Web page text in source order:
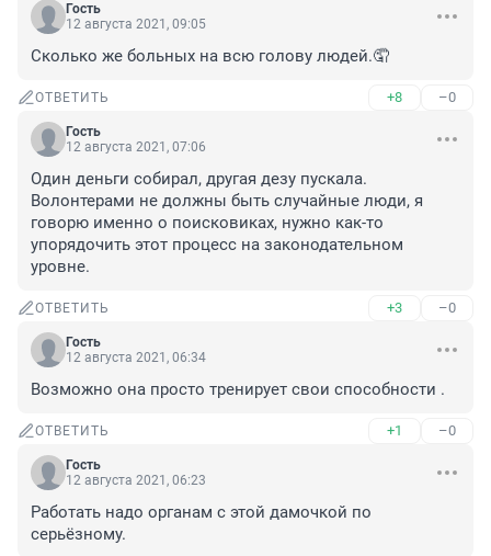
Гость
12 августа 2021, 09:05
Сколько же больных на всю голову людей.🤦
ОТВЕТИТЬ +8 –0
Гость
12 августа 2021, 07:06
Один деньги собирал, другая дезу пускала.
Волонтерами не должны быть случайные люди, я
говорю именно о поисковиках, нужно как-то
упорядочить этот процесс на законодательном
уровне.
ОТВЕТИТЬ +3 –0
Гость
12 августа 2021, 06:34
Возможно она просто тренирует свои способности .
ОТВЕТИТЬ +1 –0
Гость
12 августа 2021, 06:23
Работать надо органам с этой дамочкой по
серьёзному.